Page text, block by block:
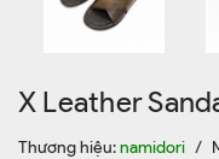
X Leather
Thương hiệu:namidori /